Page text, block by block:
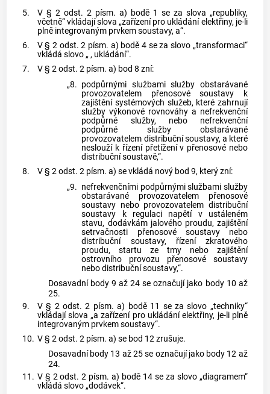
5.
V § 2 odst. 2 písm. a) bodě 1 se za slova „republiky,
včetně“ vkládají slova „zařízení pro ukládání elektřiny, je-li
plně integrovaným prvkem soustavy, a“.
6.
V § 2 odst. 2 písm. a) bodě 4 se za slovo „transformaci“
vkládá slovo „ , ukládání“.
7.
V § 2 odst. 2 písm. a) bod 8 zní:
„8. podpůrnými službami služby obstarávané
provozovatelem přenosové soustavy k
zajištění systémových služeb, které zahrnují
služby výkonové rovnováhy a nefrekvenční
podpůrné služby, nebo nefrekvenční
podpůrné služby obstarávané
provozovatelem distribuční soustavy, a které
neslouží k řízení přetížení v přenosové nebo
distribuční soustavě,“.
8.
V § 2 odst. 2 písm. a) se vkládá nový bod 9, který zní:
„9. nefrekvenčními podpůrnými službami služby
obstarávané provozovatelem přenosové
soustavy nebo provozovatelem distribuční
soustavy k regulaci napětí v ustáleném
stavu, dodávkám jalového proudu, zajištění
setrvačnosti přenosové soustavy nebo
distribuční soustavy, řízení zkratového
proudu, startu ze tmy nebo zajištění
ostrovního provozu přenosové soustavy
nebo distribuční soustavy,“.
Dosavadní body 9 až 24 se označují jako body 10 až
25.
9.
V § 2 odst. 2 písm. a) bodě 11 se za slovo „techniky“
vkládají slova „a zařízení pro ukládání elektřiny, je-li plně
integrovaným prvkem soustavy“.
10. V § 2 odst. 2 písm. a) se bod 12 zrušuje.
Dosavadní body 13 až 25 se označují jako body 12 až
24.
11. V § 2 odst. 2 písm. a) bodě 14 se za slovo „diagramem“
vkládá slovo „dodávek“.